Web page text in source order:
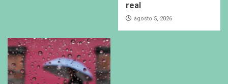
real
agosto 5, 2026